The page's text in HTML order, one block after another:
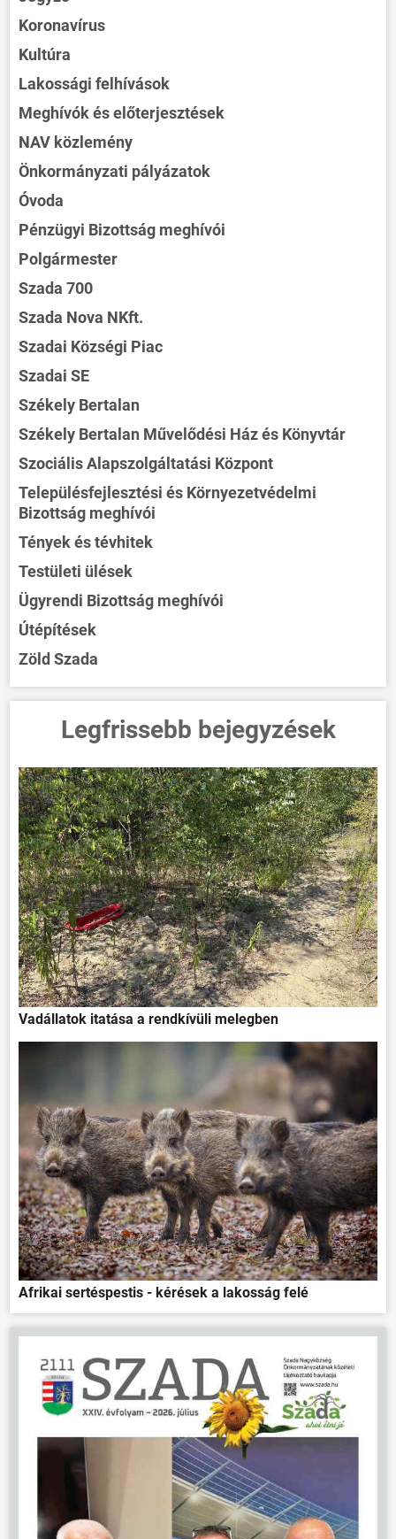
Koronavírus
Kultúra
Lakossági felhívások
Meghívók és előterjesztések
NAV közlemény
Önkormányzati pályázatok
Óvoda
Pénzügyi Bizottság meghívói
Polgármester
Szada 700
Szada Nova NKft.
Szadai Községi Piac
Szadai SE
Székely Bertalan
Székely Bertalan Művelődési Ház és Könyvtár
Szociális Alapszolgáltatási Központ
Településfejlesztési és Környezetvédelmi
Bizottság meghívói
Tények és tévhitek
Testületi ülések
Ügyrendi Bizottság meghívói
Útépítések
Zöld Szada
Legfrissebb bejegyzések
Vadállatok itatása a rendkívüli melegben
Afrikai sertéspestis - kérések a lakosság felé